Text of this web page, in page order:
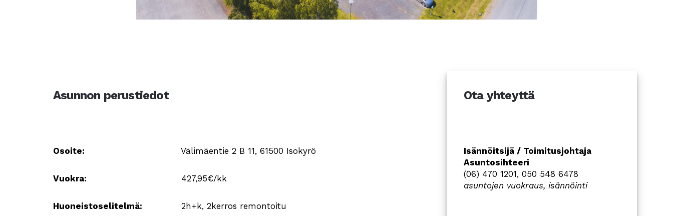
Asunnon perustiedot
Osoite: Välimäentie 2 B 11, 61500 Isokyrö
Vuokra: 427,95€/kk
Huoneistoselitelmä: 2h+k, 2kerros remontoitu
Ota yhteyttä
Isännöitsijä / Toimitusjohtaja
Asuntosihteeri
(06) 470 1201, 050 548 6478
asuntojen vuokraus, isännöinti